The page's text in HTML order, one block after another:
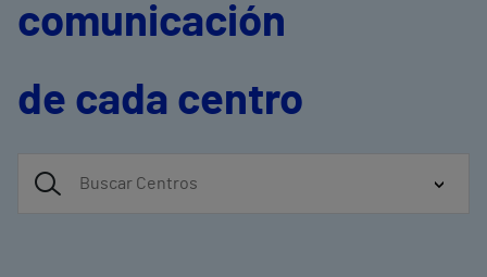
comunicación
de cada centro